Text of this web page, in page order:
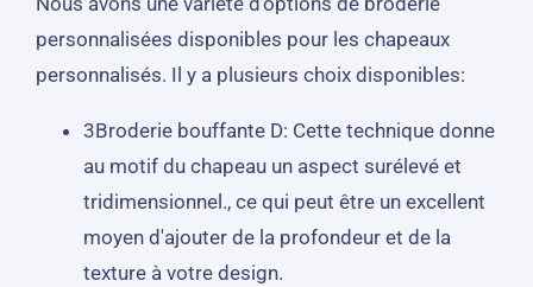
personnalisées disponibles pour les chapeaux
personnalisés. Il y a plusieurs choix disponibles:
3Broderie bouffante D: Cette technique donne
au motif du chapeau un aspect surélevé et
tridimensionnel., ce qui peut être un excellent
moyen d'ajouter de la profondeur et de la
texture à votre design.